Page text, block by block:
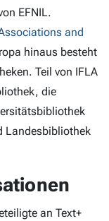
EFNIL.
and
hinaus besteht
Teil von IFLA
die
Landesbibliothek
an Text+